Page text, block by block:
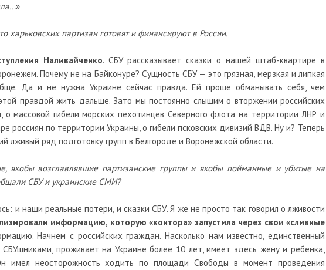
»
харьковских партизан готовят и финансируют в России.
Наливайченко. СБУ рассказывает сказки о нашей штаб-квартире в
Почему не на Байконуре? Сущность СБУ — это грязная, мерзкая и липкая
Да и не нужна Украине сейчас правда. Ей проще обманывать себя, чем
правдой жить дальше. Зато мы постоянно слышим о вторжении российских
о массовой гибели морских пехотинцев Северного флота на территории ЛНР и
россиян по территории Украины, о гибели псковских дивизий ВДВ. Ну и? Теперь
лживый ряд подготовку групп в Белгороде и Воронежской области.
якобы возглавлявшие партизанские группы и якобы пойманные и убитые на
СБУ и украинские СМИ?
и наши реальные потери, и сказки СБУ. Я же не просто так говорил о лживости
информацию, которую «контора» запустила через свои «сливные
Начнем с российских граждан. Насколько нам известно, единственный
проживает на Украине более 10 лет, имеет здесь жену и ребенка,
имел неосторожность ходить по площади Свободы в момент проведения